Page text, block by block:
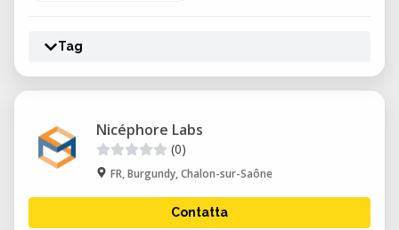
Tag
Nicéphore Labs
(0)
FR, Burgundy, Chalon-sur-Saône
Contatta